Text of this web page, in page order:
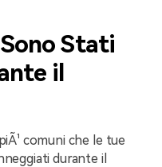
Stati
il
comuni che le tue
durante il